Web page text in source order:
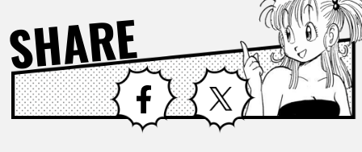
SHARE Facebook X